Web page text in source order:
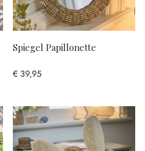
Spiegel Papillonette
€ 39,95